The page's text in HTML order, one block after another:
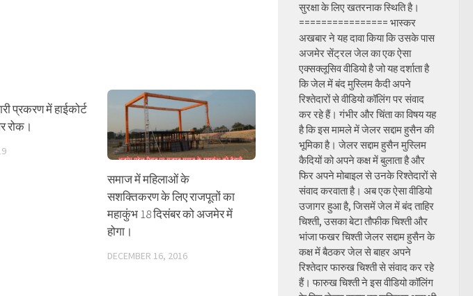
प्रकरण में हाईकोर्ट
रोक।
समाज में महिलाओं के
सशक्तिकरण के लिए राजपूतों का
महाकुंभ 18 दिसंबर को अजमेर में
होगा।
DECEMBER 16, 2016
सुरक्षा के लिए खतरनाक स्थिति है।
================ भास्कर
अखबार ने यह दावा किया कि उसके पास
अजमेर सेंट्रल जेल का एक ऐसा
एक्सक्लूसिव वीडियो है जो यह दर्शाता है
कि जेल में बंद मुस्लिम कैदी अपने
रिश्तेदारों से वीडियो कॉलिंग पर संवाद
कर रहे हैं। गंभीर और चिंता का विषय यह
है कि इस मामले में जेलर सद्दाम हुसैन की
भूमिका है। जेलर सद्दाम हुसैन मुस्लिम
कैदियों को अपने कक्ष में बुलाता है और
फिर अपने मोबाइल से उनके रिश्तेदारों से
संवाद करवाता है। अब एक ऐसा वीडियो
उजागर हुआ है, जिसमें जेल में बंद ताहिर
चिश्ती, उसका बेटा तौफीक चिश्ती और
भांजा फखर चिश्ती जेलर सद्दाम हुसैन के
कक्ष में बैठकर जेल से बाहर अपने
रिश्तेदार फारुख चिश्ती से संवाद कर रहे
हैं। फारुख चिश्ती ने इस वीडियो कॉलिंग